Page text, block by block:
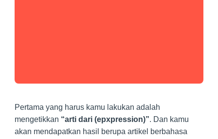
Pertama yang harus kamu lakukan adalah
mengetikkan “arti dari (epxpression)”. Dan kamu
akan mendapatkan hasil berupa artikel berbahasa